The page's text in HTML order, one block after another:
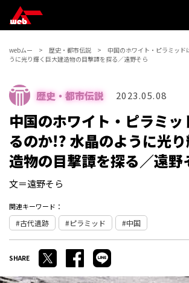
webムー 歴史・都市伝説
中国のホワイト・ピラミッド
うに光り輝く巨大建造物の目撃譚を探る／遠野そら
歴史・都市伝説 2023.05.08
中国のホワイト・ピラミッ
るのか!? 水晶のように光
造物の目撃譚を探る／遠野
文＝遠野そら
関連キーワード：
古代遺跡 ピラミッド 中国